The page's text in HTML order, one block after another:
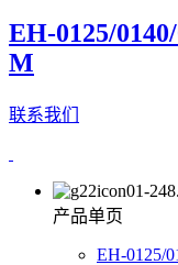
EH-0125/
M
联系我们
产品单页
EH-0125/